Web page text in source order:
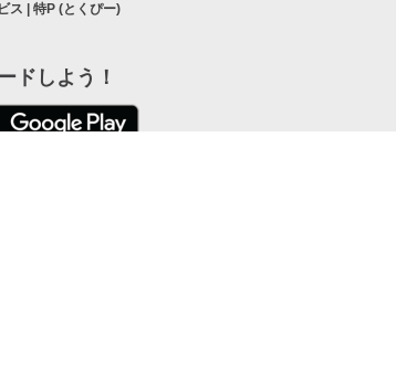
ス | 特P (とくぴー)
ドしよう！